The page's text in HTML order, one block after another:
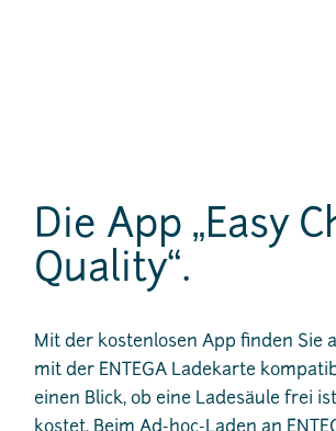
Die App „Easy
Quality“.
Mit der kostenlosen App finden Sie
mit der ENTEGA Ladekarte
einen Blick, ob eine Ladesäule frei
kostet. Beim Ad-hoc-Laden an